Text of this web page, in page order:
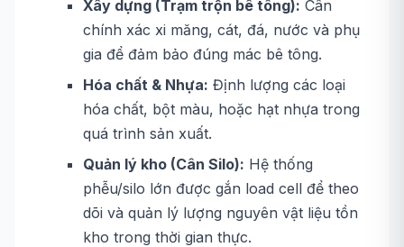
Xây dựng (Trạm trộn bê tông): Cân
chính xác xi măng, cát, đá, nước và phụ
gia để đảm bảo đúng mác bê tông.
Hóa chất & Nhựa: Định lượng các loại
hóa chất, bột màu, hoặc hạt nhựa trong
quá trình sản xuất.
Quản lý kho (Cân Silo): Hệ thống
phễu/silo lớn được gắn load cell để theo
dõi và quản lý lượng nguyên vật liệu tồn
kho trong thời gian thực.